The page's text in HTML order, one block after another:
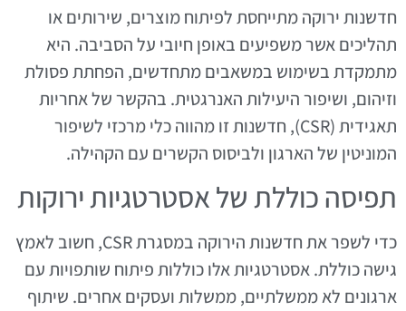
חדשנות ירוקה מתייחסת לפיתוח מוצרים, שירותים או
תהליכים אשר משפיעים באופן חיובי על הסביבה. היא
מתמקדת בשימוש במשאבים מתחדשים, הפחתת פסולת
וזיהום, ושיפור היעילות האנרגטית. בהקשר של אחריות
תאגידית (CSR), חדשנות זו מהווה כלי מרכזי לשיפור
המוניטין של הארגון ולביסוס הקשרים עם הקהילה.
תפיסה כוללת של אסטרטגיות ירוקות
כדי לשפר את חדשנות הירוקה במסגרת CSR, חשוב לאמץ
גישה כוללת. אסטרטגיות אלו כוללות פיתוח שותפויות עם
ארגונים לא ממשלתיים, ממשלות ועסקים אחרים. שיתוף